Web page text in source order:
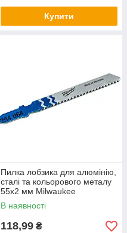
Купити
Пилка лобзика для алюмінію,
сталі та кольорового металу
55х2 мм Milwaukee
В наявності
118,99 ₴